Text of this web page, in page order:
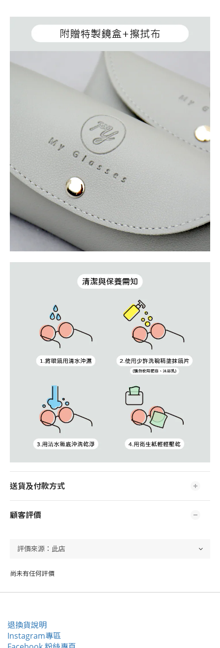
送貨及付款方式
顧客評價
尚未有任何評價
退換貨說明
Instagram專區